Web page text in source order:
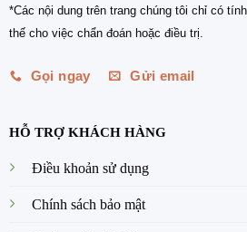
*Các nội dung trên trang chúng tôi chỉ có
thế cho việc chẩn đoán hoặc điều trị.
Gọi ngay Gửi email
HỖ TRỢ KHÁCH HÀNG
Điều khoản sử dụng
Chính sách bảo mật